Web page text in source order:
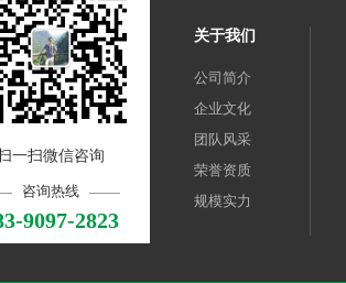
一扫微信咨询
咨询热线
9097-2823
关于我们
公司简介
企业文化
团队风采
荣誉资质
规模实力